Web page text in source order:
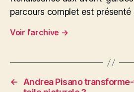
parcours complet est présenté
Voir l’archive →
←
Andrea Pisano